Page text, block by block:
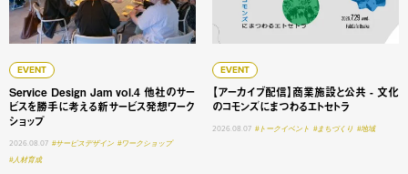
EVENT
Service Design Jam vol.4 他社のサー
ビスを勝手に考える新サービス発想ワーク
ショップ
2026.08.07 #サービスデザイン #ワークショップ
#人材育成
EVENT
【アーカイブ配信】商業施設と公共 - 文化
のコモンズにまつわるエトセトラ
2026.08.07 #トークイベント #まちづくり #地域